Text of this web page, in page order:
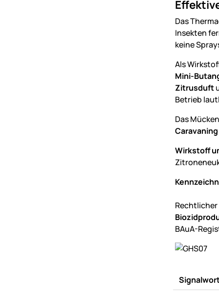
Das
Insekten
keine
Als
Mini-
Zitrusduft
Betrieb
Das
Caravaning
Wirkstoff
Rechtlicher
BAuA-